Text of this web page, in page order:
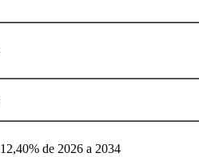
de 2026 a 2034